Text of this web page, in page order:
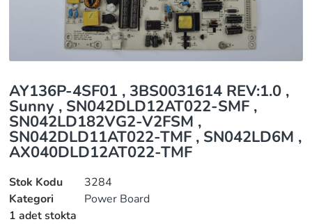
AY136P-4SF01 , 3BS0031614 REV:1.0 ,
Sunny , SN042DLD12AT022-SMF ,
SN042LD182VG2-V2FSM ,
SN042DLD11AT022-TMF , SN042LD6M ,
AX040DLD12AT022-TMF
Stok Kodu
3284
Kategori
Power Board
1 adet stokta